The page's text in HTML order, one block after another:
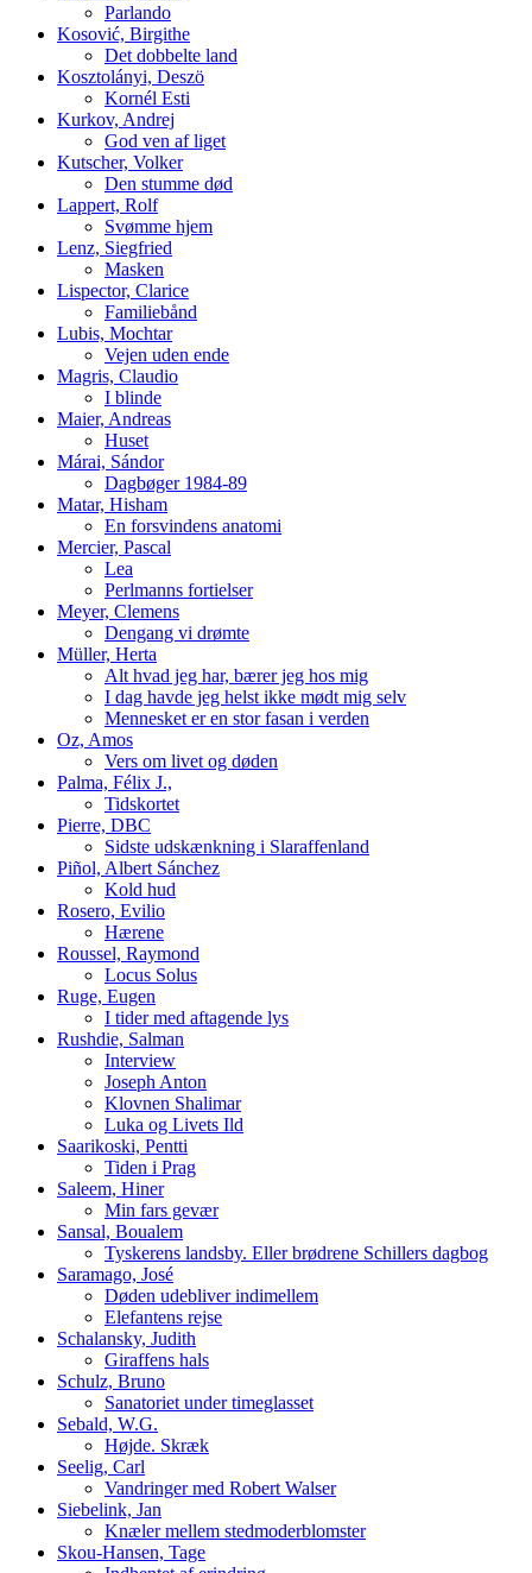
Parlando
Kosović, Birgithe
Det dobbelte land
Kosztolányi, Deszö
Kornél Esti
Kurkov, Andrej
God ven af liget
Kutscher, Volker
Den stumme død
Lappert, Rolf
Svømme hjem
Lenz, Siegfried
Masken
Lispector, Clarice
Familiebånd
Lubis, Mochtar
Vejen uden ende
Magris, Claudio
I blinde
Maier, Andreas
Huset
Márai, Sándor
Dagbøger 1984-89
Matar, Hisham
En forsvindens anatomi
Mercier, Pascal
Lea
Perlmanns fortielser
Meyer, Clemens
Dengang vi drømte
Müller, Herta
Alt hvad jeg har, bærer jeg hos mig
I dag havde jeg helst ikke mødt mig selv
Mennesket er en stor fasan i verden
Oz, Amos
Vers om livet og døden
Palma, Félix J.,
Tidskortet
Pierre, DBC
Sidste udskænkning i Slaraffenland
Piñol, Albert Sánchez
Kold hud
Rosero, Evilio
Hærene
Roussel, Raymond
Locus Solus
Ruge, Eugen
I tider med aftagende lys
Rushdie, Salman
Interview
Joseph Anton
Klovnen Shalimar
Luka og Livets Ild
Saarikoski, Pentti
Tiden i Prag
Saleem, Hiner
Min fars gevær
Sansal, Boualem
Tyskerens landsby. Eller brødrene Schillers dagbog
Saramago, José
Døden udebliver indimellem
Elefantens rejse
Schalansky, Judith
Giraffens hals
Schulz, Bruno
Sanatoriet under timeglasset
Sebald, W.G.
Højde. Skræk
Seelig, Carl
Vandringer med Robert Walser
Siebelink, Jan
Knæler mellem stedmoderblomster
Skou-Hansen, Tage